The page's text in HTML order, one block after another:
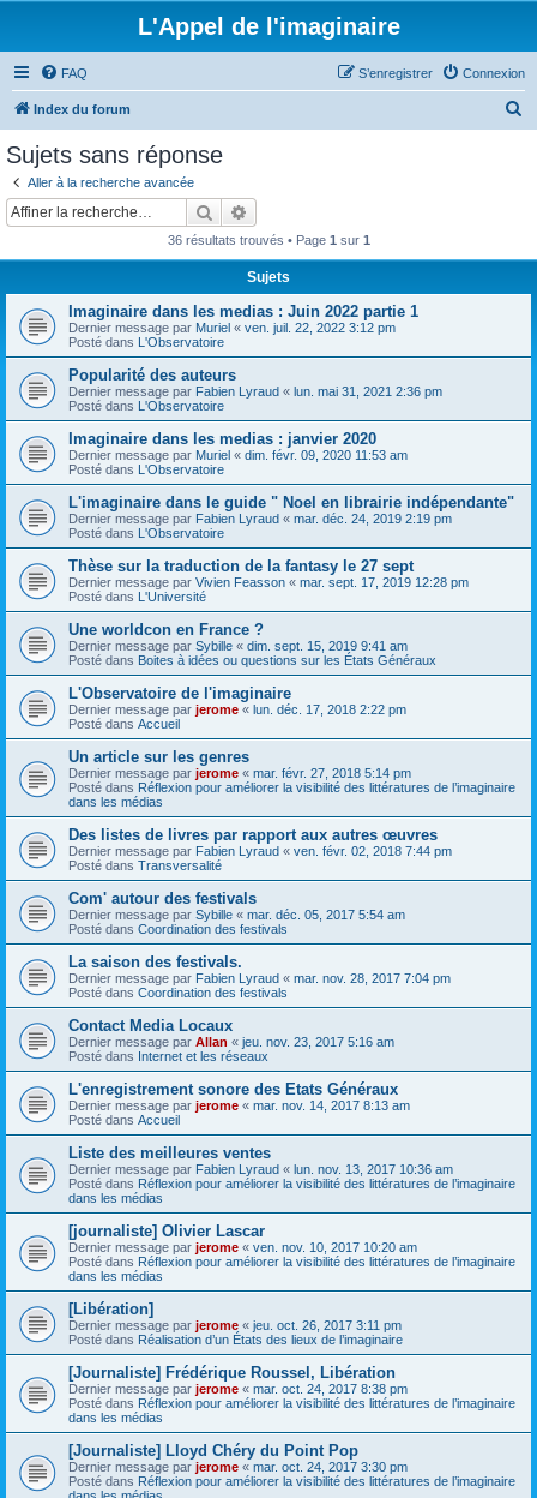
L'Appel de l'imaginaire
FAQ Connexion
S’enregistrer
Index du forum
Sujets sans réponse
Aller à la recherche avancée
Rechercher
36 résultats trouvés • Page 1 sur 1
Sujets
Imaginaire dans les medias : Juin 2022 partie 1
Dernier message par Muriel « ven. juil. 22, 2022 3:12 pm
Posté dans L'Observatoire
Popularité des auteurs
Dernier message par Fabien Lyraud « lun. mai 31, 2021 2:36 pm
Posté dans L'Observatoire
Imaginaire dans les medias : janvier 2020
Dernier message par Muriel « dim. févr. 09, 2020 11:53 am
Posté dans L'Observatoire
L'imaginaire dans le guide " Noel en librairie indépendante"
Dernier message par Fabien Lyraud « mar. déc. 24, 2019 2:19 pm
Posté dans L'Observatoire
Thèse sur la traduction de la fantasy le 27 sept
Dernier message par Vivien Feasson « mar. sept. 17, 2019 12:28 pm
Posté dans L'Université
Une worldcon en France ?
Dernier message par Sybille « dim. sept. 15, 2019 9:41 am
Posté dans Boites à idées ou questions sur les États Généraux
L'Observatoire de l'imaginaire
Dernier message par jerome « lun. déc. 17, 2018 2:22 pm
Posté dans Accueil
Un article sur les genres
Dernier message par jerome « mar. févr. 27, 2018 5:14 pm
Posté dans Réflexion pour améliorer la visibilité des littératures de l’imaginaire
dans les médias
Des listes de livres par rapport aux autres œuvres
Dernier message par Fabien Lyraud « ven. févr. 02, 2018 7:44 pm
Posté dans Transversalité
Com' autour des festivals
Dernier message par Sybille « mar. déc. 05, 2017 5:54 am
Posté dans Coordination des festivals
La saison des festivals.
Dernier message par Fabien Lyraud « mar. nov. 28, 2017 7:04 pm
Posté dans Coordination des festivals
Contact Media Locaux
Dernier message par Allan « jeu. nov. 23, 2017 5:16 am
Posté dans Internet et les réseaux
L'enregistrement sonore des Etats Généraux
Dernier message par jerome « mar. nov. 14, 2017 8:13 am
Posté dans Accueil
Liste des meilleures ventes
Dernier message par Fabien Lyraud « lun. nov. 13, 2017 10:36 am
Posté dans Réflexion pour améliorer la visibilité des littératures de l’imaginaire
dans les médias
[journaliste] Olivier Lascar
Dernier message par jerome « ven. nov. 10, 2017 10:20 am
Posté dans Réflexion pour améliorer la visibilité des littératures de l’imaginaire
dans les médias
[Libération]
Dernier message par jerome « jeu. oct. 26, 2017 3:11 pm
Posté dans Réalisation d’un États des lieux de l’imaginaire
[Journaliste] Frédérique Roussel, Libération
Dernier message par jerome « mar. oct. 24, 2017 8:38 pm
Posté dans Réflexion pour améliorer la visibilité des littératures de l’imaginaire
dans les médias
[Journaliste] Lloyd Chéry du Point Pop
Dernier message par jerome « mar. oct. 24, 2017 3:30 pm
Posté dans Réflexion pour améliorer la visibilité des littératures de l’imaginaire
dans les médias